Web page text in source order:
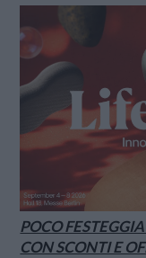
POCO
CON SCONTI E